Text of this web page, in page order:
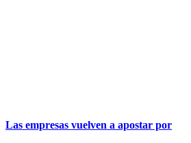
Las empresas vuelven a apostar por